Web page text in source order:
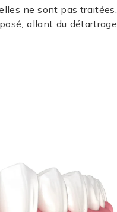
ne sont pas traitées,
allant du détartrage